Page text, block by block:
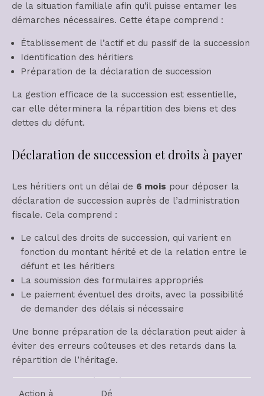
de la situation familiale afin qu’il puisse entamer les
démarches nécessaires. Cette étape comprend :
Établissement de l’actif et du passif de la succession
Identification des héritiers
Préparation de la déclaration de succession
La gestion efficace de la succession est essentielle,
car elle déterminera la répartition des biens et des
dettes du défunt.
Déclaration de succession et droits à payer
Les héritiers ont un délai de 6 mois pour déposer la
déclaration de succession auprès de l’administration
fiscale. Cela comprend :
Le calcul des droits de succession, qui varient en
fonction du montant hérité et de la relation entre le
défunt et les héritiers
La soumission des formulaires appropriés
Le paiement éventuel des droits, avec la possibilité
de demander des délais si nécessaire
Une bonne préparation de la déclaration peut aider à
éviter des erreurs coûteuses et des retards dans la
répartition de l’héritage.